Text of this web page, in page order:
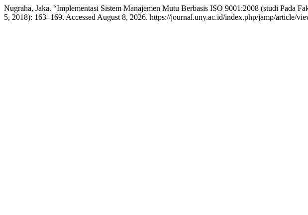
Nugraha, Jaka. “Implementasi Sistem Manajemen Mutu Berbasis ISO 9001:2008 (studi Pada
5, 2018): 163–169. Accessed August 8, 2026. https://journal.uny.ac.id/index.php/jamp/article/